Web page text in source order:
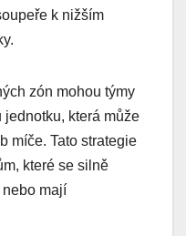
k nižším
zón mohou týmy
která může
míče. Tato strategie
které se silně
mají